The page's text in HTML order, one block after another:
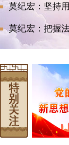
莫纪宏：坚持
莫纪宏：把握